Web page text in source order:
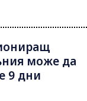
може да
9 дни